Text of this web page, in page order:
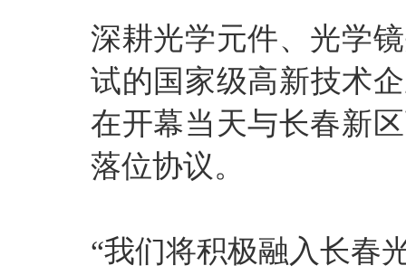
深耕光学元件、光学
试的国家级高新技术
在开幕当天与长春新
落位协议。
“我们将积极融入长春